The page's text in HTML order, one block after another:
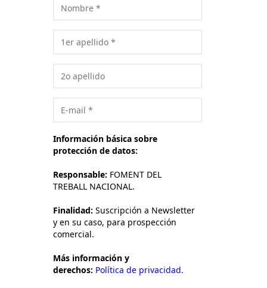
Información básica sobre
protección de datos:
Responsable: FOMENT DEL
TREBALL NACIONAL.
Finalidad: Suscripción a Newsletter
y en su caso, para prospección
comercial.
Más información y
derechos: Política de privacidad.